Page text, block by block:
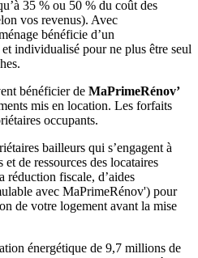
35 % ou 50 % du coût des
vos revenus). Avec
bénéficie d’un
individualisé pour ne plus être seul
bénéficier de MaPrimeRénov’
mis en location. Les forfaits
occupants.
bailleurs qui s’engagent à
de ressources des locataires
réduction fiscale, d’aides
avec MaPrimeRénov') pour
de votre logement avant la mise
énergétique de 9,7 millions de